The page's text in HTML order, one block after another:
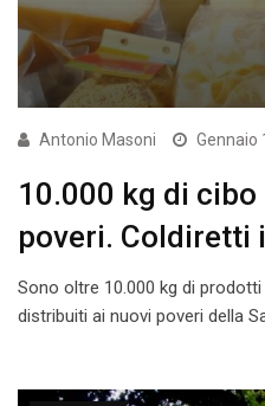
Antonio Masoni Gennaio
10.000 kg di
poveri. Coldiretti
Sono oltre 10.000 kg di
distribuiti ai nuovi poveri della